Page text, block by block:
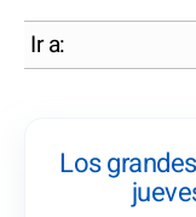
Ir a:
Los